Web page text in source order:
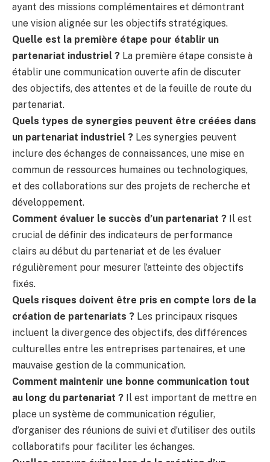
ayant des missions complémentaires et démontrant
une vision alignée sur les objectifs stratégiques.
Quelle est la première étape pour établir un
partenariat industriel ? La première étape consiste à
établir une communication ouverte afin de discuter
des objectifs, des attentes et de la feuille de route du
partenariat.
Quels types de synergies peuvent être créées dans
un partenariat industriel ? Les synergies peuvent
inclure des échanges de connaissances, une mise en
commun de ressources humaines ou technologiques,
et des collaborations sur des projets de recherche et
développement.
Comment évaluer le succès d’un partenariat ? Il est
crucial de définir des indicateurs de performance
clairs au début du partenariat et de les évaluer
régulièrement pour mesurer l’atteinte des objectifs
fixés.
Quels risques doivent être pris en compte lors de la
création de partenariats ? Les principaux risques
incluent la divergence des objectifs, des différences
culturelles entre les entreprises partenaires, et une
mauvaise gestion de la communication.
Comment maintenir une bonne communication tout
au long du partenariat ? Il est important de mettre en
place un système de communication régulier,
d’organiser des réunions de suivi et d’utiliser des outils
collaboratifs pour faciliter les échanges.